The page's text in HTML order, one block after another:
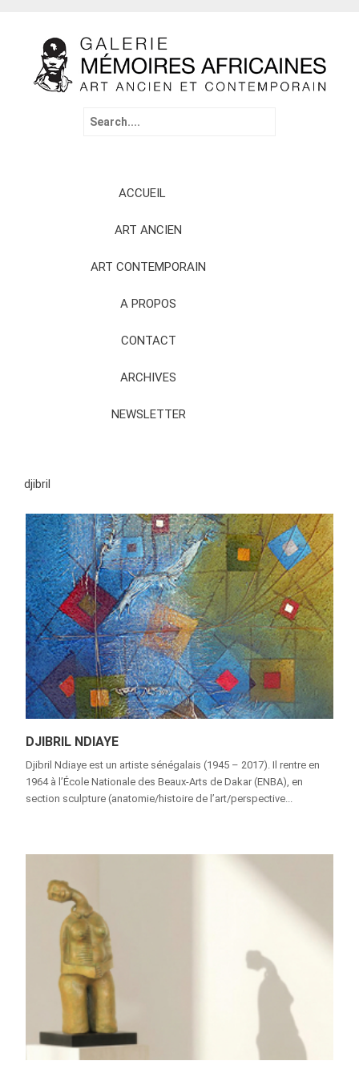
Search
ACCUEIL
ART ANCIEN
ART CONTEMPORAIN
A PROPOS
CONTACT
ARCHIVES
NEWSLETTER
djibril
DJIBRIL NDIAYE
Djibril Ndiaye est un artiste sénégalais (1945 – 2017). Il rentre en
1964 à l’École Nationale des Beaux-Arts de Dakar (ENBA), en
section sculpture (anatomie/histoire de l’art/perspective...